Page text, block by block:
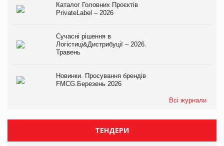
Каталог Головних Проєктів
PrivateLabel – 2026
Сучасні рішення в
Логістиці&Дистрибуції – 2026.
Травень
Новинки. Просування брендів
FMCG.Березень 2026
Всі журнали
ТЕНДЕРИ